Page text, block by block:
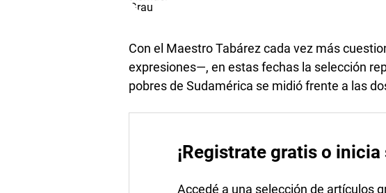
Con el Maestro Tabárez cada vez más
expresiones—, en estas fechas la selección
pobres de Sudamérica se midió frente a las
¡Registrate gratis o inicia
Accedé a una selección de artículos